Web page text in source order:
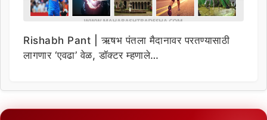
Rishabh Pant | ऋषभ पंतला मैदानावर परतण्यासाठी
लागणार ‘एवढा’ वेळ, डॉक्टर म्हणाले…